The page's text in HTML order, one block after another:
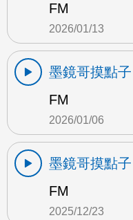
FM
2026/01/13
墨鏡哥摸點子
FM
2026/01/06
墨鏡哥摸點子
FM
2025/12/23